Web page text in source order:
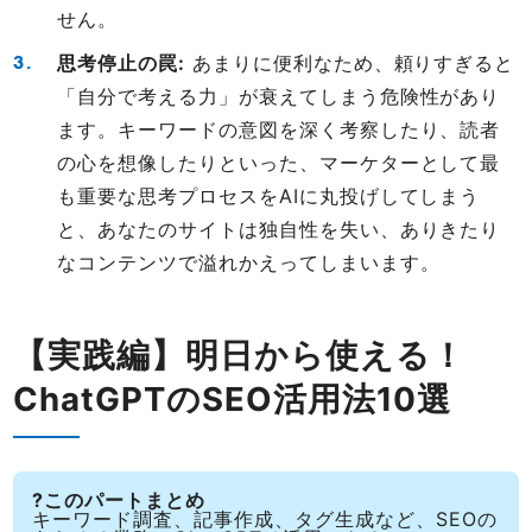
せん。
思考停止の罠: あまりに便利なため、頼りすぎると
「自分で考える力」が衰えてしまう危険性があり
ます。キーワードの意図を深く考察したり、読者
の心を想像したりといった、マーケターとして最
も重要な思考プロセスをAIに丸投げしてしまう
と、あなたのサイトは独自性を失い、ありきたり
なコンテンツで溢れかえってしまいます。
【実践編】明日から使える！
ChatGPTのSEO活用法10選
?このパートまとめ
キーワード調査、記事作成、タグ生成など、SEOの